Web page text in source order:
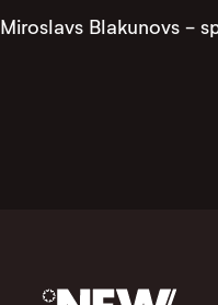
Miroslavs Blakunovs -